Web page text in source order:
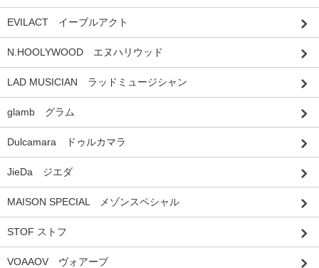
EVILACT イーブルアクト
N.HOOLYWOOD エヌハリウッド
LAD MUSICIAN ラッドミュージシャン
glamb グラム
Dulcamara ドゥルカマラ
JieDa ジエダ
MAISON SPECIAL メゾンスペシャル
STOF ストフ
VOAAOV ヴォアーブ